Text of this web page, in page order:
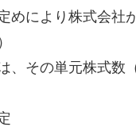
めにより株式会社
その単元株式数